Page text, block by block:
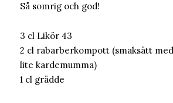
Så somrig och god!
3 cl Likör 43
2 cl rabarberkompott (smaksätt
lite kardemumma)
1 cl grädde